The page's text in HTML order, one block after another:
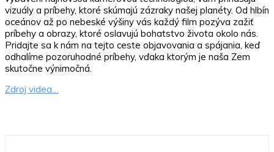
vizuály a príbehy, ktoré skúmajú zázraky našej planéty. Od hlbín
oceánov až po nebeské výšiny vás každý film pozýva zažiť
príbehy a obrazy, ktoré oslavujú bohatstvo života okolo nás.
Pridajte sa k nám na tejto ceste objavovania a spájania, keď
odhalíme pozoruhodné príbehy, vďaka ktorým je naša Zem
skutočne výnimočná.
Zdroj videa…